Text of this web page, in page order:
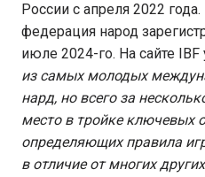
России с апреля 2022
федерация народ
июле 2024-го. На сайте IBF
из самых молодых
нард, но всего за
место в тройке ключевых
определяющих правила
в отличие от многих